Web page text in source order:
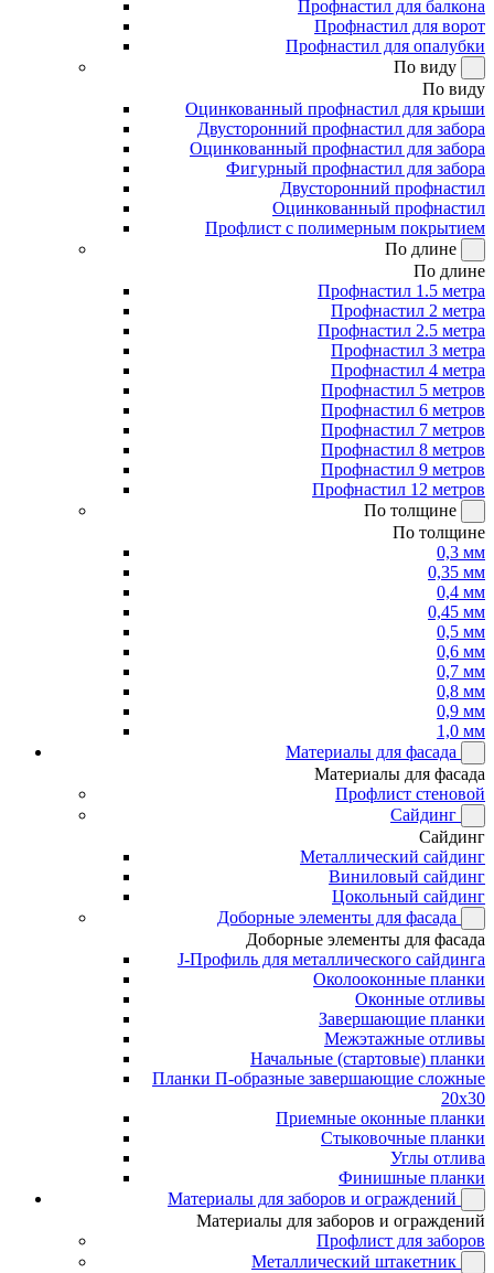
Профнастил для балкона
Профнастил для ворот
Профнастил для опалубки
По виду
По виду
Оцинкованный профнастил для крыши
Двусторонний профнастил для забора
Оцинкованный профнастил для забора
Фигурный профнастил для забора
Двусторонний профнастил
Оцинкованный профнастил
Профлист с полимерным покрытием
По длине
По длине
Профнастил 1.5 метра
Профнастил 2 метра
Профнастил 2.5 метра
Профнастил 3 метра
Профнастил 4 метра
Профнастил 5 метров
Профнастил 6 метров
Профнастил 7 метров
Профнастил 8 метров
Профнастил 9 метров
Профнастил 12 метров
По толщине
По толщине
0,3 мм
0,35 мм
0,4 мм
0,45 мм
0,5 мм
0,6 мм
0,7 мм
0,8 мм
0,9 мм
1,0 мм
Материалы для фасада
Материалы для фасада
Профлист стеновой
Сайдинг
Сайдинг
Металлический сайдинг
Виниловый сайдинг
Цокольный сайдинг
Доборные элементы для фасада
Доборные элементы для фасада
J-Профиль для металлического сайдинга
Околооконные планки
Оконные отливы
Завершающие планки
Межэтажные отливы
Начальные (стартовые) планки
Планки П-образные завершающие сложные
20x30
Приемные оконные планки
Стыковочные планки
Углы отлива
Финишные планки
Материалы для заборов и ограждений
Материалы для заборов и ограждений
Профлист для заборов
Металлический штакетник